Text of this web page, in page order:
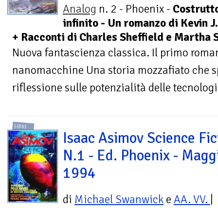
Analog n. 2 - Phoenix -
infinito - Un romanzo di Kevin
+ Racconti di Charles Sheffield e Martha
Nuova fantascienza classica. Il primo
nanomacchine Una storia mozzafiato che
riflessione sulle potenzialità delle
LIBRI
Isaac Asimov Science
N.1 - Ed. Phoenix -
1994
di Michael Swanwick e AA. VV.